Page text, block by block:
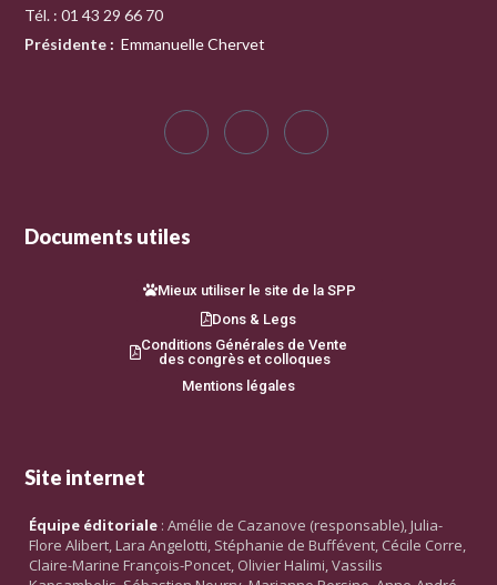
Tél. : 01 43 29 66 70
Présidente : Emmanuelle Chervet
Documents utiles
Mieux utiliser le site de la SPP
Dons & Legs
Conditions Générales de Vente
des congrès et colloques
Mentions légales
Site internet
Équipe éditoriale : Amélie de Cazanove (responsable), Julia-
Flore Alibert, Lara Angelotti, Stéphanie de Buffévent, Cécile Corre,
Claire-Marine François-Poncet, Olivier Halimi, Vassilis